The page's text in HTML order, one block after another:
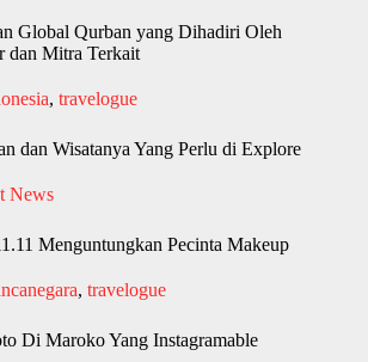
Global Qurban yang Dihadiri Oleh
dan Mitra Terkait
, travelogue
dan Wisatanya Yang Perlu di Explore
News
Menguntungkan Pecinta Makeup
, travelogue
Di Maroko Yang Instagramable